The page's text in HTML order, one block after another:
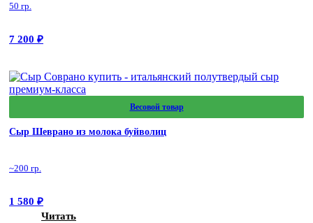
50 гр.
7 200 ₽
Весовой товар
Сыр Шеврано из молока буйволиц
~200 гр.
1 580 ₽
Читать